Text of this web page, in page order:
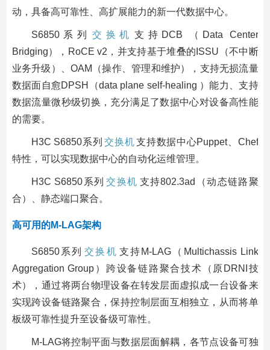
动，具备高可靠性、高扩展能力的新一代数据中心。
S6850系列 交换机 支持DCB （Data Center
Bridging），RoCE v2，并支持基于堆叠的ISSU（不中断
业务升级）、OAM（操作、管理和维护），支持无损流量
数据面自愈DPSH（data plane self-healing ）能力、支持
数据流量微秒级切换，充分满足了数据中心对设备高性能
的需要。
H3C S6850系列 交换机支持数据中心Puppet、Chef
特性，可以实现数据中心的自动化运维管理。
H3C S6850系列 交换机 支持802.3ad（动态链路聚
合）、静态端口聚合。
高可用的M-LAG架构
S6850系列 交换机 支持M-LAG（Multichassis Link
Aggregation Group）跨设备链路聚合技术（原DRNI技
术），通过将两台物理设备在转发层面虚拟成一台设备来
实现跨设备链路聚合，保持控制层面互相独立，从而将单
板级可靠性提升至设备级可靠性。
M-LAG将控制平面与数据层面解耦，各节点设备可独